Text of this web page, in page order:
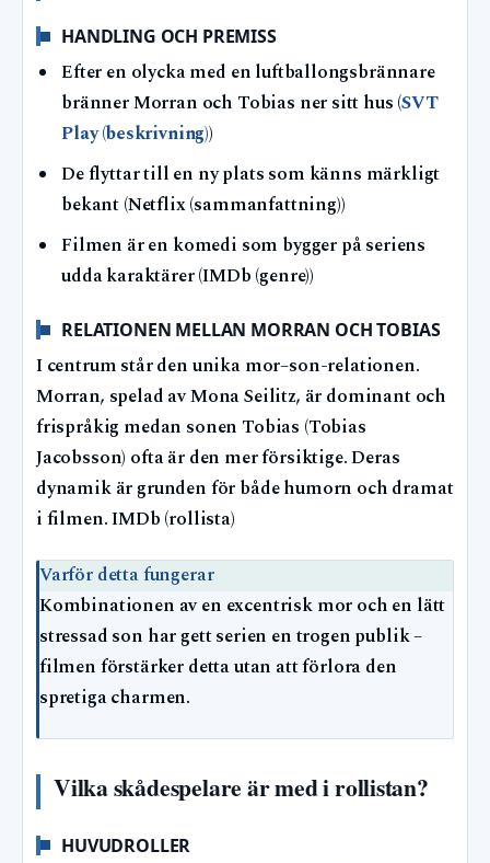
HANDLING OCH PREMISS
Efter en olycka med en luftballongsbrännare
bränner Morran och Tobias ner sitt hus (SVT
Play (beskrivning))
De flyttar till en ny plats som känns märkligt
bekant (Netflix (sammanfattning))
Filmen är en komedi som bygger på seriens
udda karaktärer (IMDb (genre))
RELATIONEN MELLAN MORRAN OCH TOBIAS
I centrum står den unika mor–son-relationen.
Morran, spelad av Mona Seilitz, är dominant och
frispråkig medan sonen Tobias (Tobias
Jacobsson) ofta är den mer försiktige. Deras
dynamik är grunden för både humorn och dramat
i filmen. IMDb (rollista)
Varför detta fungerar
Kombinationen av en excentrisk mor och en lätt
stressad son har gett serien en trogen publik –
filmen förstärker detta utan att förlora den
spretiga charmen.
Vilka skådespelare är med i rollistan?
HUVUDROLLER